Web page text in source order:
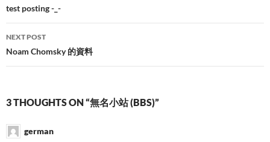
navigation
test posting -_-
NEXT POST
Noam Chomsky 的資料
3 THOUGHTS ON “無名小站 (BBS)”
german